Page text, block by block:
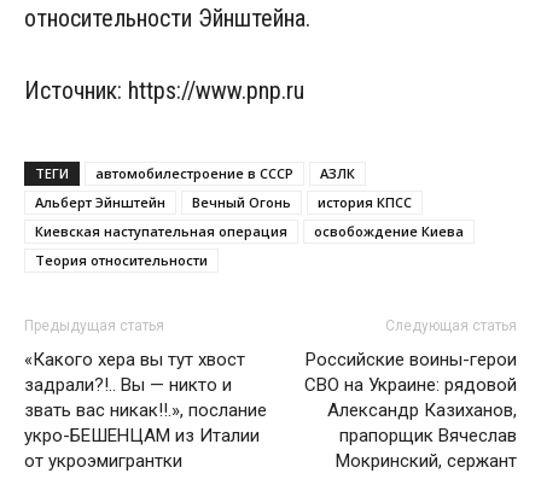
относительности Эйнштейна.
Источник: https://www.pnp.ru
ТЕГИ автомобилестроение в СССР
АЗЛК
Альберт Эйнштейн
Вечный Огонь
история КПСС
Киевская наступательная операция
освобождение Киева
Теория относительности
Предыдущая статья
«Какого хера вы тут хвост
задрали?!.. Вы — никто и
звать вас никак!!.», послание
укро-БЕШЕНЦАМ из Италии
от укроэмигрантки
Следующая статья
Российские воины-герои
СВО на Украине: рядовой
Александр Казиханов,
прапорщик Вячеслав
Мокринский, сержант